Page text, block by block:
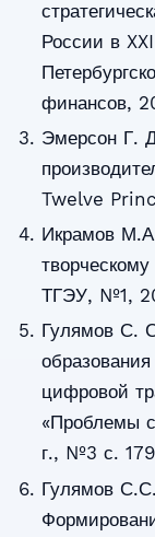
России в
финансов,
Эмерсон Г.
Twelve
Икрамов
ТГЭУ, №1,
Гулямов С.
цифровой
«Проблемы
г., №3 с.
Гулямов